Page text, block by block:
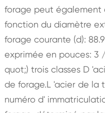
forage peut également
fonction du diamètre
forage courante (d):
exprimée en pouces: 3
quot;) trois classes D
de forage.L 'acier de la
numéro d'